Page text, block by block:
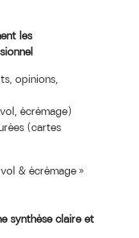
les
opinions,
écrémage)
(cartes
& écrémage »
synthèse claire et